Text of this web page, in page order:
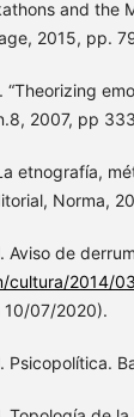
and the
2015, pp.
“Theorizing
2007, pp
etnografía,
Norma,
Aviso de
cultura/2014/
10/07/2020).
Psicopolítica.